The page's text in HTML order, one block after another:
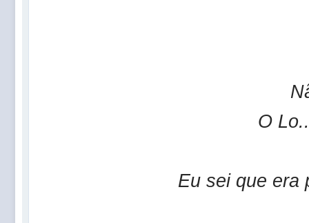
O
Eu sei que era